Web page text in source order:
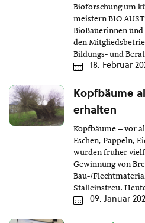
Bioforschung um
meistern BIO
BioBäuerinnen
den
Bildungs- und
18. Februar
Kopfbäume
erhalten
Kopfbäume – vor
Eschen, Pappeln,
wurden früher
Gewinnung von
Bau-/
Stalleinstreu.
09. Januar